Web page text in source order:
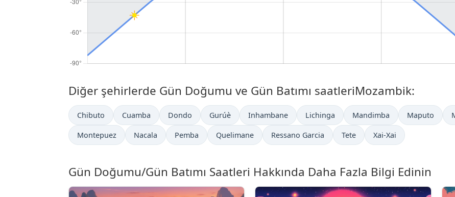
Diğer şehirlerde Gün Doğumu ve Gün Batımı saatleriMozambik:
Chibuto Cuamba Dondo Gurúè Inhambane Lichinga Mandimba Maputo
Montepuez Nacala Pemba Quelimane Ressano Garcia Tete Xai-Xai
Gün Doğumu/Gün Batımı Saatleri Hakkında Daha Fazla Bilgi Edinin